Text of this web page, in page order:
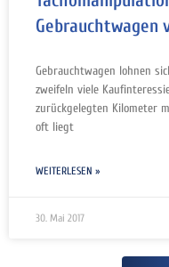
Gebrauchtwagen lohnen
zweifeln viele
zurückgelegten Kilometer
oft liegt
WEITERLESEN »
30. Mai 2017